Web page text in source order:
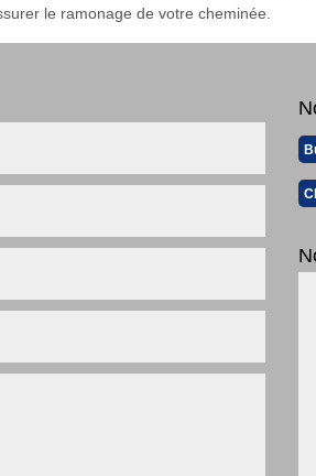
le ramonage de votre cheminée.